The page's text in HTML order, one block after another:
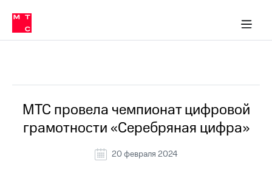
Медиа-центр
и акционерам
Устойчивое развитие
Комплаенс и деловая этика
компании
Карьера
История
компании
Руководство
в МТС
Пресс-
релизы
о технологиях
МТС провела чемпионат цифровой
грамотности «Серебряная цифра»
20 февраля 2024